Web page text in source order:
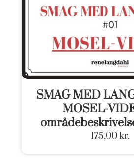
SMAG MED
MOSEL-
175,00kr.